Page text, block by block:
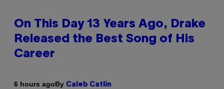
On This Day 13 Years Ago, Drake
Released the Best Song of His
Career
6 hours agoBy Caleb Catlin